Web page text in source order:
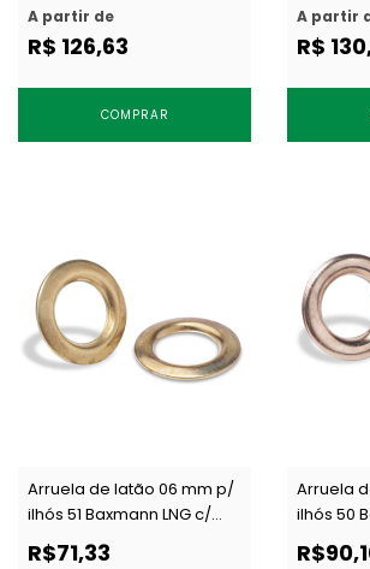
A partir de
R$ 126,63
COMPRAR
A partir
R$
Arruela de latão 06 mm p/
ilhós 51 Baxmann LNG c/
1000 un
R$71,33
Arruela
ilhós 50
1000 un